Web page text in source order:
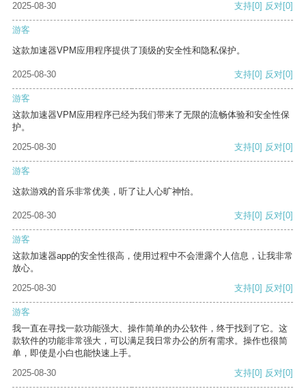
2025-08-30 支持[0] 反对[0]
游客
这款加速器VPM应用程序提供了顶级的安全性和隐私保护。
2025-08-30 支持[0] 反对[0]
游客
这款加速器VPM应用程序已经为我们带来了无限的流畅体验和安全性保
护。
2025-08-30
支持[0] 反对[0]
游客
这款游戏的音乐非常优美，听了让人心旷神怡。
2025-08-30 支持[0] 反对[0]
游客
这款加速器app的安全性很高，使用过程中不会泄露个人信息，让我非常
放心。
2025-08-30
支持[0] 反对[0]
游客
我一直在寻找一款功能强大、操作简单的办公软件，终于找到了它。这
款软件的功能非常强大，可以满足我日常办公的所有需求。操作也很简
单，即使是小白也能快速上手。
2025-08-30
支持[0] 反对[0]